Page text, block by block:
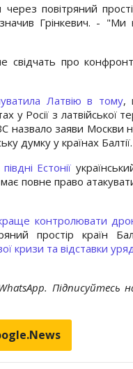
повітряний
Грінкевич. - "Ми
свідчать про
Латвію в тому,
у Росії з латвійської
назвало заяви Москви
думку у країнах Балтії.
Естонії
повне право атакувати
краще контролювати
простір країн
кризи та відставки
Підписуйтесь